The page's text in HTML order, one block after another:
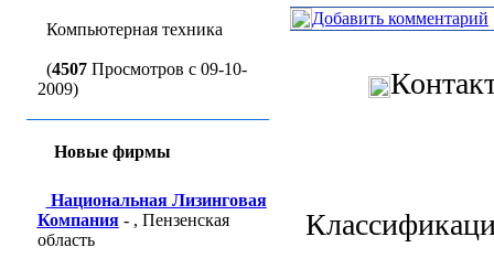
Компьютерная техника
(4507Просмотров с 09-10-
2009)
Новые фирмы
Национальная Лизинговая
Компания- , Пензенская
область
Добавить комментарий